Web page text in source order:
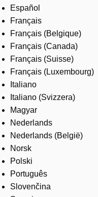
Español
Français
Français (Belgique)
Français (Canada)
Français (Suisse)
Français (Luxembourg)
Italiano
Italiano (Svizzera)
Magyar
Nederlands
Nederlands (België)
Norsk
Polski
Português
Slovenčina